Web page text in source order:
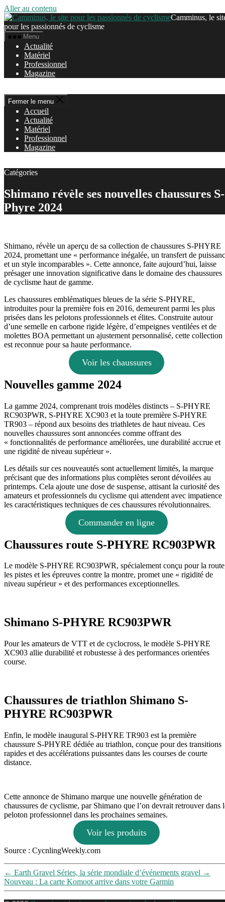
Aller au contenu
Camminus, le
pour les passionnés de cyclisme
Menu
Actualité
Matériel
Professionnel
Magazine
Fermer le menu
Accueil
Actualité
Matériel
Professionnel
Magazine
Catégories
Shimano révèle ses nouvelles chaussures S-
Phyre 2024
Shimano, révèle un aperçu de sa collection de chaussures S-PHYRE
2024, promettant une « performance inégalée, un transfert de
et un style incomparables ». Cette annonce, faite aujourd’hui, laisse
présager une innovation significative dans le domaine des chaussures
de cyclisme haut de gamme.
Les chaussures emblématiques bleues de la série S-PHYRE,
introduites pour la première fois en 2016, demeurent parmi les plus
prisées dans les pelotons professionnels et élites. Construite autour
d’une semelle en carbone rigide légère, d’empeignes ventilées et de
molettes BOA permettant un ajustement personnalisé, cette collection
est reconnue pour sa haute performance.
Voir les chaussures
Nouvelles gamme 2024
La gamme 2024, comprenant trois modèles distincts – S-PHYRE
RC903PWR, S-PHYRE XC903 et la toute première S-PHYRE
TR903 – répond aux besoins des triathletes de haut niveau. Ces
nouvelles chaussures sont annoncées comme offrant des
« fonctionnalités de performance améliorées, une durabilité accrue et
une rigidité de niveau supérieur ».
Les détails sur ces nouveautés sont actuellement limités, la marque
précisant que des informations plus complètes seront dévoilées au
printemps. Cela ajoute une dose de suspense, attisant la curiosité des
amateurs et professionnels du cyclisme qui attendent avec impatience
les caractéristiques techniques de ces chaussures révolutionnaires.
Commander en ligne
Chaussures route S-PHYRE RC903PWR
Le modèle S-PHYRE RC903PWR, spécialement conçu pour la
les pistes et les épreuves contre la montre, promet une « rigidité de
niveau supérieur » et des performances exceptionnelles.
Shimano S-PHYRE RC903PWR
Pour les amateurs de VTT et de cyclocross, le modèle S-PHYRE
XC903 allie durabilité et robustesse à des performances orientées
course.
Chaussures de triathlon Shimano S-
PHYRE RC903PWR
Enfin, le modèle inaugural S-PHYRE TR903 est la première
chaussure S-PHYRE dédiée au triathlon, conçue pour des transitions
rapides et des accélérations puissantes dans les courses de courte
distance.
Cette annonce de Shimano marque une nouvelle génération de
chaussures de cyclisme, par Shimano que l’on devrait retrouver dans
peloton professionnel dans les prochaines semaines.
Voir les produits
Source : CycnlingWeekly.com
← Earth Gravel Séries, la série mondiale d’événements gravel →
Nouveau : La carte Komoot arrive dans votre Garmin